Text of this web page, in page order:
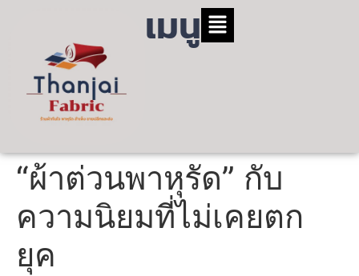
เมนู
“ผ้าต่วนพาหุรัด” กับ
ความนิยมที่ไม่เคยตก
ยุค